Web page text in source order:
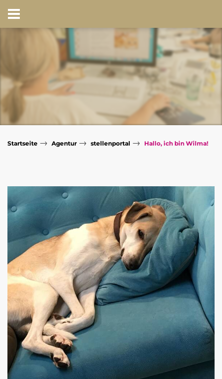
Startseite → Agentur → stellenportal → Hallo, ich bin Wilma!